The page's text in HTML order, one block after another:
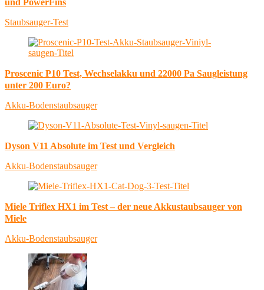
und PowerFins
Staubsauger-Test
Proscenic P10 Test, Wechselakku und 22000 Pa Saugleistung
unter 200 Euro?
Akku-Bodenstaubsauger
Dyson V11 Absolute im Test und Vergleich
Akku-Bodenstaubsauger
Miele Triflex HX1 im Test – der neue Akkustaubsauger von
Miele
Akku-Bodenstaubsauger